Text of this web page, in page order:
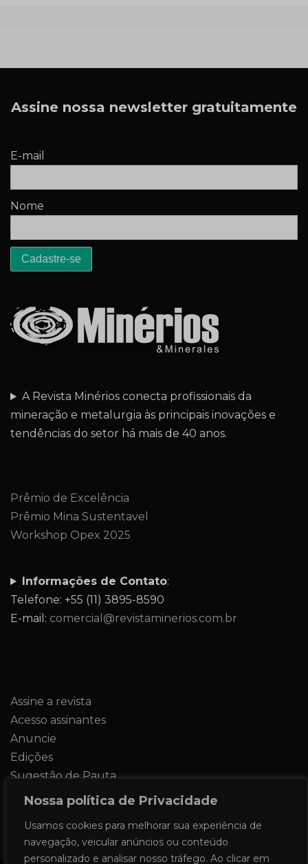
Nossa política de Privacidade
Usamos cookies para melhorar sua experiência de
navegação, veicular anúncios ou conteúdo
personalizado e analisar nosso tráfego. Ao clicar em
Assine nossa newsletter gratuitamente
E-mail
Nome
A Revista Minérios conecta profissionais da
mineração e metalurgia às principais inovações e
tendências do setor há mais de 40 anos.
Prêmio de Excelência
Prêmio Mina Sustentavel
Workshop Opex 2025
Informações de Contato:
Telefone: +55 (11) 3895-8590
E-mail: comercial@revistaminerios.com.br
Assine a revista
Acesso assinantes
Anuncie
Edições
Sugestão de Pauta
Contato